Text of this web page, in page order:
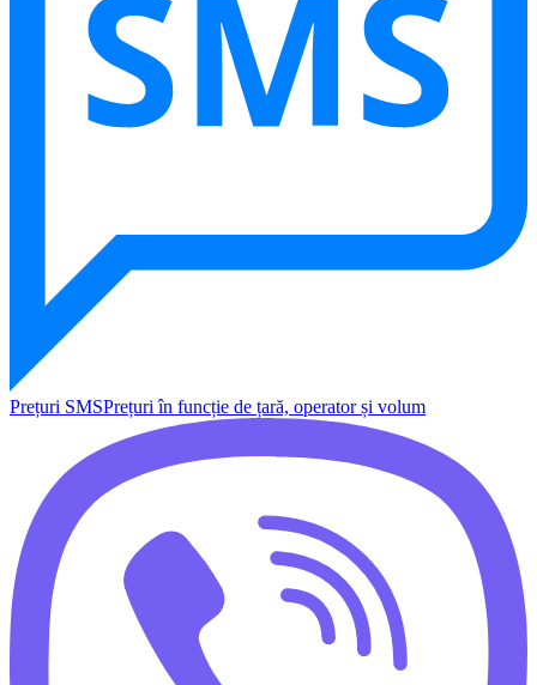
Prețuri SMSPrețuri în funcție de țară, operator și volum